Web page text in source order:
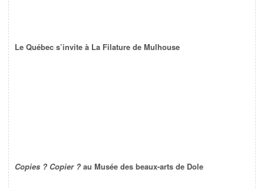
Le Québec s’invite à La Filature de Mulhouse
Copies ? Copier ? au Musée des beaux-arts de Dole